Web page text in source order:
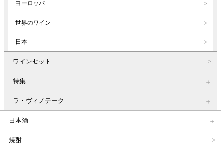
ヨーロッパ
世界のワイン
日本
ワインセット
特集
ラ・ヴィノテーク
日本酒
焼酎